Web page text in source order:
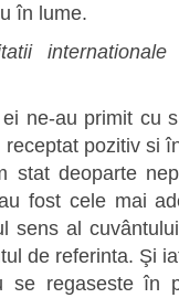
în lume.
ne-au primit cu
pozitiv si
stat deoparte
fost cele mai
sens al
de referinta. Şi
se regaseste în